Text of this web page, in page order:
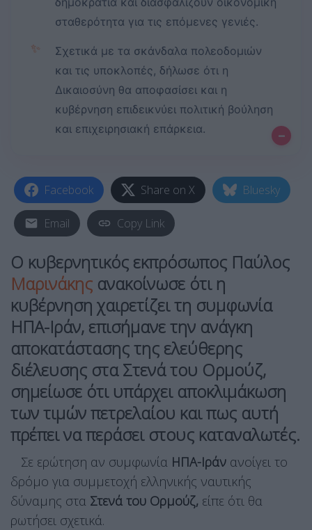
σταθερότητα για τις επόμενες γενιές.
✨
Σχετικά με τα σκάνδαλα πολεοδομιών
και τις υποκλοπές, δήλωσε ότι η
Δικαιοσύνη θα αποφασίσει και η
κυβέρνηση επιδεικνύει πολιτική βούληση
και επιχειρησιακή επάρκεια.
–
Facebook Share on X Bluesky
Email Copy Link
Ο κυβερνητικός εκπρόσωπος Παύλος
Μαρινάκης ανακοίνωσε ότι η
κυβέρνηση χαιρετίζει τη συμφωνία
ΗΠΑ-Ιράν, επισήμανε την ανάγκη
αποκατάστασης της ελεύθερης
διέλευσης στα Στενά του Ορμούζ,
σημείωσε ότι υπάρχει αποκλιμάκωση
των τιμών πετρελαίου και πως αυτή
πρέπει να περάσει στους καταναλωτές.
Σε ερώτηση αν συμφωνία ΗΠΑ-Ιράν ανοίγει το
δρόμο για συμμετοχή ελληνικής ναυτικής
δύναμης στα Στενά του Ορμούζ, είπε ότι θα
ρωτήσει σχετικά.